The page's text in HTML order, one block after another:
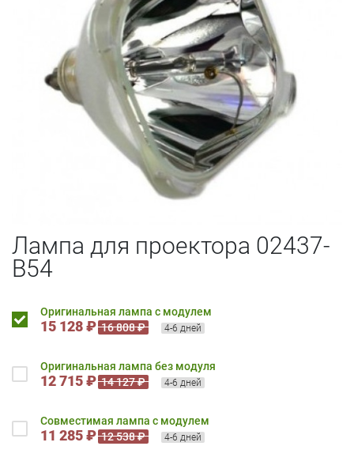
Лампа для проектора 02437-
B54
Оригинальная лампа с модулем
15 128 ₽ 16 808 ₽ 4-6 дней
Оригинальная лампа без модуля
12 715 ₽ 14 127 ₽ 4-6 дней
Совместимая лампа с модулем
11 285 ₽ 12 538 ₽ 4-6 дней